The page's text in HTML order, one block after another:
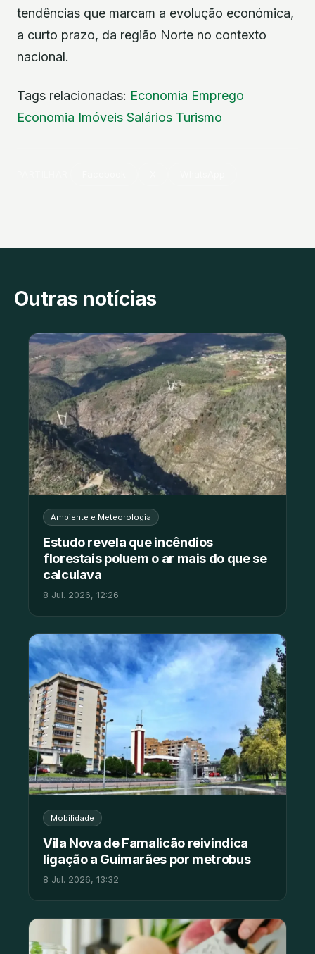
tendências que marcam a evolução económica,
a curto prazo, da região Norte no contexto
nacional.
Tags relacionadas: Economia Emprego
Economia Imóveis Salários Turismo
Outras notícias
Ambiente e Meteorologia
Estudo revela que incêndios
florestais poluem o ar mais do que se
calculava
8 Jul. 2026, 12:26
Mobilidade
Vila Nova de Famalicão reivindica
ligação a Guimarães por metrobus
8 Jul. 2026, 13:32